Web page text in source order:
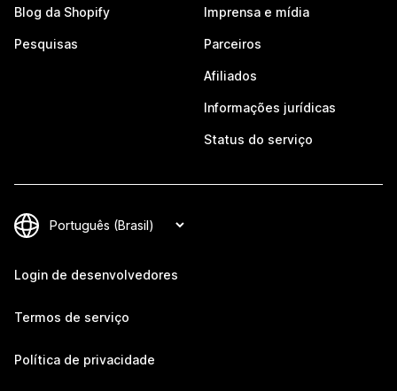
Blog da Shopify
Pesquisas
Imprensa e mídia
Parceiros
Afiliados
Informações jurídicas
Status do serviço
Login de desenvolvedores
Termos de serviço
Política de privacidade